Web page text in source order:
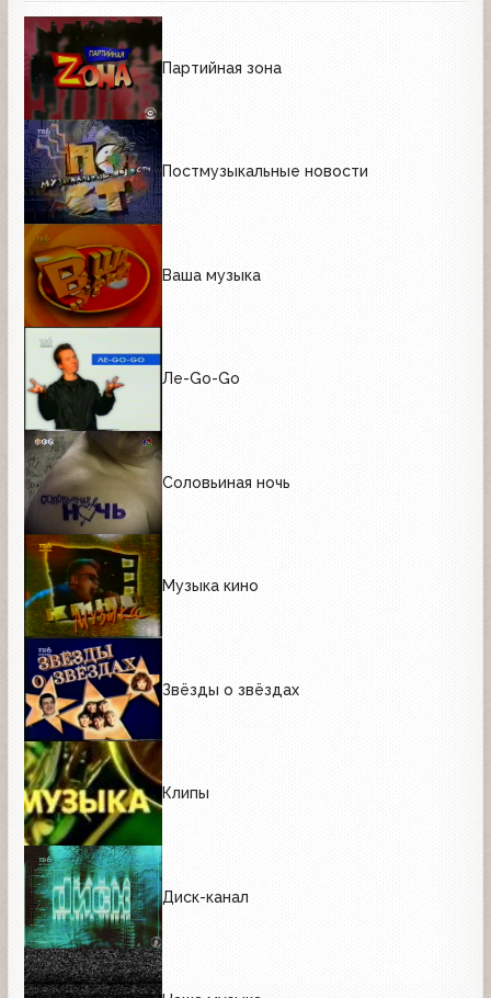
Партийная зона
Постмузыкальные новости
Ваша музыка
Ле-Go-Go
Соловьиная ночь
Музыка кино
Звёзды о звёздах
Клипы
Диск-канал